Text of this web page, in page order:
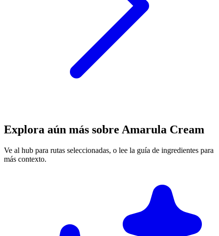
Explora aún más sobre Amarula Cream
Ve al hub para rutas seleccionadas, o lee la guía de ingredientes para
más contexto.